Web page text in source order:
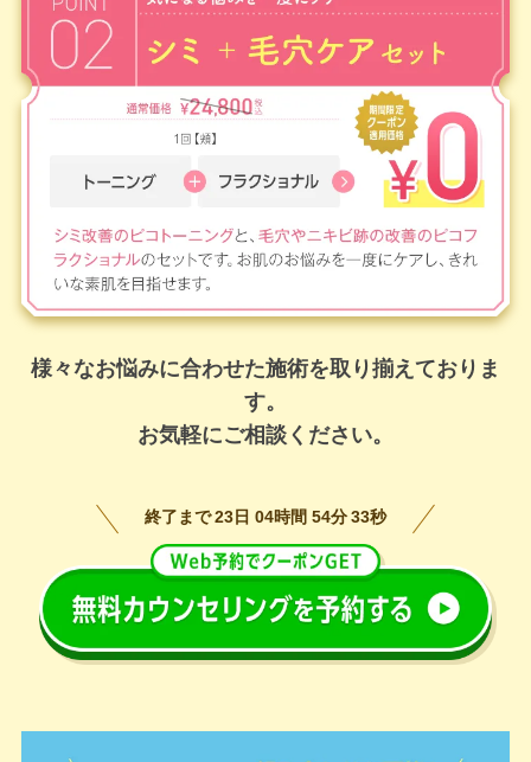
様々なお悩みに合わせた施術を取り揃えておりま
す。
お気軽にご相談ください。
終了まで 23日 04時間 54分 31秒